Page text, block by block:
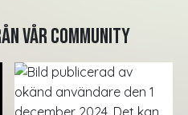
vår community